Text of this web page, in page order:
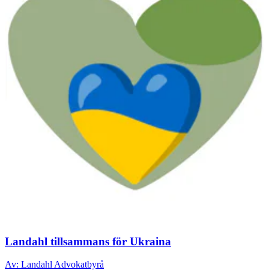
Landahl tillsammans för Ukraina
Av: Landahl Advokatbyrå